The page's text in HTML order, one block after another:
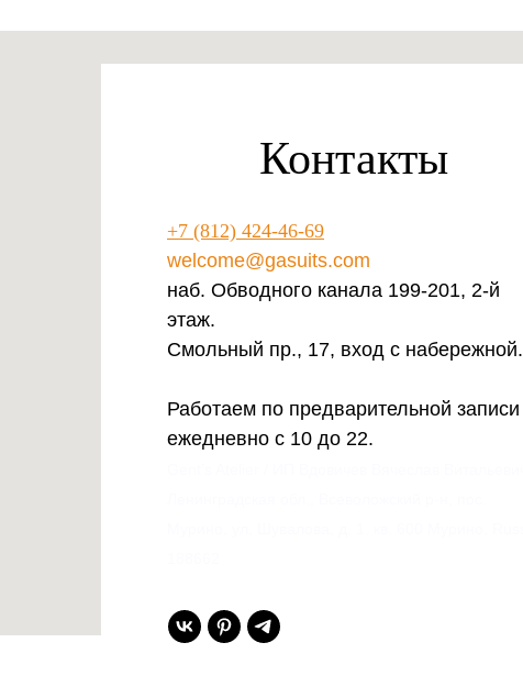
Контакты
+7 (812) 424-46-69
welcome@gasuits.com
наб. Обводного канала 199-201, 2-й
этаж.
Смольный пр., 17, вход с набережной.
Работаем по предварительной записи
ежедневно с 10 до 22.